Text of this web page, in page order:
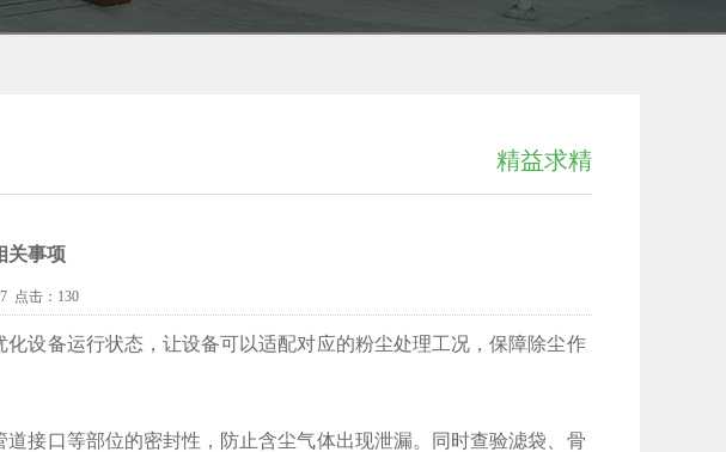
精益求精
关事项
点击：130
设备运行状态，让设备可以适配对应的粉尘处理工况，保障除尘作
接口等部位的密封性，防止含尘气体出现泄漏。同时查验滤袋、骨